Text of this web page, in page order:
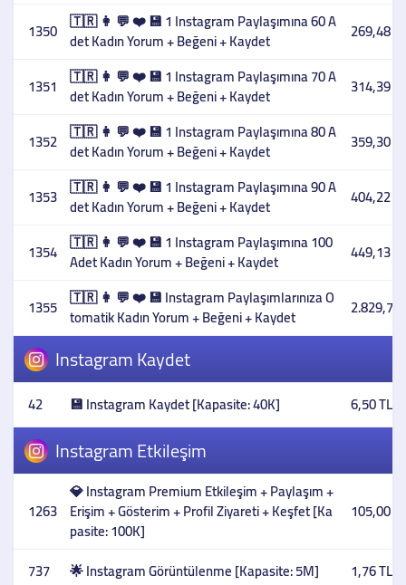
1350 🇹🇷 👩 💬 ❤️ 💾 1 Instagram Paylaşımına 60 A
det Kadın Yorum + Beğeni + Kaydet 269,48 TL
1351 🇹🇷 👩 💬 ❤️ 💾 1 Instagram Paylaşımına 70 A
det Kadın Yorum + Beğeni + Kaydet 314,39 TL
1352 🇹🇷 👩 💬 ❤️ 💾 1 Instagram Paylaşımına 80 A
det Kadın Yorum + Beğeni + Kaydet 359,30 TL
1353 🇹🇷 👩 💬 ❤️ 💾 1 Instagram Paylaşımına 90 A
det Kadın Yorum + Beğeni + Kaydet 404,22 TL
1354 🇹🇷 👩 💬 ❤️ 💾 1 Instagram Paylaşımına 100
Adet Kadın Yorum + Beğeni + Kaydet 449,13 TL
1355 🇹🇷 👩 💬 ❤️ 💾 Instagram Paylaşımlarınıza O
tomatik Kadın Yorum + Beğeni + Kaydet 2.829,73
Instagram Kaydet
42 💾 Instagram Kaydet [Kapasite: 40K] 6,50 TL
Instagram Etkileşim
1263
💎 Instagram Premium Etkileşim + Paylaşım +
Erişim + Gösterim + Profil Ziyareti + Keşfet [Ka
pasite: 100K]
105,00 TL
737 🌟 Instagram Görüntülenme [Kapasite: 5M]
1,76 TL